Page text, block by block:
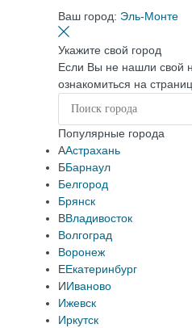
Ваш город: Эль-Монте
Укажите свой город
Если Вы не нашли свой
ознакомиться на
Популярные города
ААстрахань
ББарнаул
Белгород
Брянск
ВВладивосток
Волгоград
Воронеж
ЕЕкатеринбург
ИИваново
Ижевск
Иркутск